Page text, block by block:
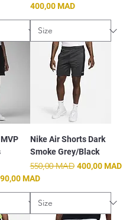
Prix
400,00 MAD
promotionnel
MAD
Nike Air Shorts Dark
Smoke Grey/Black
Prix original
550,00 MAD Prix
400,00 MAD